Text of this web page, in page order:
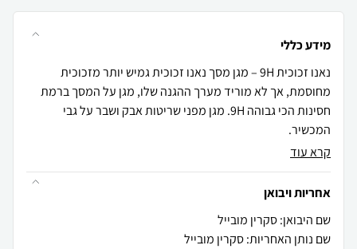
מידע כללי
נאנו זכוכית 9H – מגן מסך נאנו זכוכית גמיש יותר מזכוכית
מחוסמת, אך לא מוריד מערך ההגנה שלו, מגן על המסך ברמת
חסינות הכי גבוהה 9H. מגן מפני שריטות אבק ושבר על גבי
המכשיר.
קרא עוד
אחריות ויבואן
שם היבואן: סקרין מובייל
שם נותן האחריות: סקרין מובייל